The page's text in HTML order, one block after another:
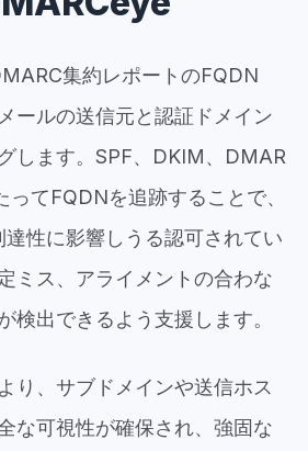
集約レポートのFQDN
ールの送信元と認証ドメイン
します。SPF、DKIM、DMAR
ってFQDNを追跡することで、
性に影響しうる認可されてい
ミス、アライメントの合わな
検出できるよう支援します。
り、サブドメインや送信ホス
な可視性が確保され、強固な